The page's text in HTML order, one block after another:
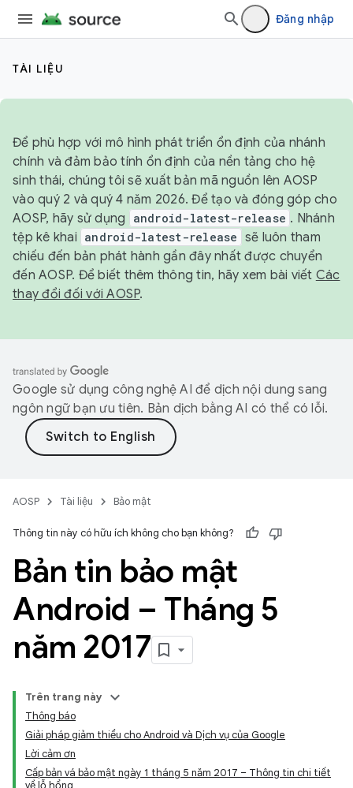
Đăng nhập
TÀI LIỆU
Để phù hợp với mô hình phát triển ổn định của nhánh
chính và đảm bảo tính ổn định của nền tảng cho hệ
sinh thái, chúng tôi sẽ xuất bản mã nguồn lên AOSP
vào quý 2 và quý 4 năm 2026. Để tạo và đóng góp cho
AOSP, hãy sử dụng
android-latest-release . Nhánh
tệp kê khai android-latest-release sẽ luôn tham
chiếu đến bản phát hành gần đây nhất được chuyển
đến AOSP. Để biết thêm thông tin, hãy xem bài viết Các
thay đổi đối với AOSP.
Google sử dụng công nghệ AI để dịch nội dung sang
ngôn ngữ bạn ưu tiên. Bản dịch bằng AI có thể có lỗi.
AOSP Tài liệu Bảo mật
Thông tin này có hữu ích không cho bạn không?
Bản tin bảo mật
Android – Tháng 5
năm 2017
Trên trang này
Thông báo
Giải pháp giảm thiểu cho Android và Dịch vụ của Google
Lời cảm ơn
Cấp bản vá bảo mật ngày 1 tháng 5 năm 2017 – Thông tin chi tiết
về lỗ hổng